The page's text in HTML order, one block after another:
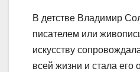
В детстве Владимир
писателем или
искусству
всей жизни и стала его